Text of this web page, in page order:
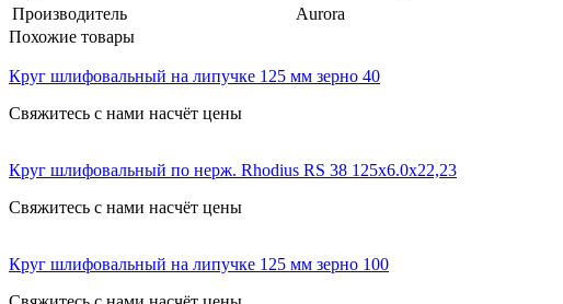
Производитель
Aurora
Похожие товары
Круг шлифовальный на липучке 125 мм зерно 40
Свяжитесь с нами насчёт цены
Круг шлифовальный по нерж. Rhodius RS 38 125х6.0х22,23
Свяжитесь с нами насчёт цены
Круг шлифовальный на липучке 125 мм зерно 100